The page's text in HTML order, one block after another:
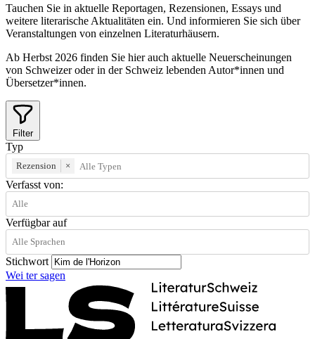
Tauchen Sie in aktuelle Reportagen, Rezensionen, Essays und
weitere literarische Aktualitäten ein. Und informieren Sie sich über
Veranstaltungen von einzelnen Literaturhäusern.
Ab Herbst 2026 finden Sie hier auch aktuelle Neuerscheinungen
von Schweizer oder in der Schweiz lebenden Autor*innen und
Übersetzer*innen.
Filter
Typ
Rezension ×
Verfasst von:
Verfügbar auf
Stichwort
Wei ter sagen